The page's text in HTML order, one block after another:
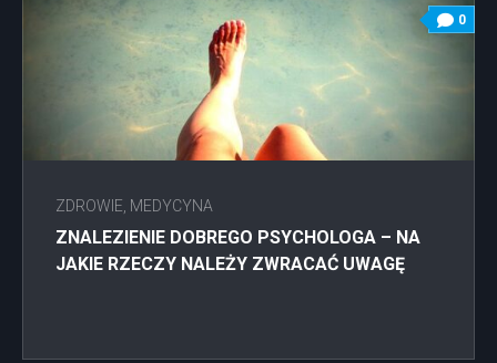
0
ZDROWIE, MEDYCYNA
ZNALEZIENIE DOBREGO PSYCHOLOGA – NA
JAKIE RZECZY NALEŻY ZWRACAĆ UWAGĘ